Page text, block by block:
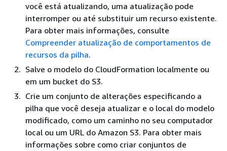
você está atualizando, uma atualização pode
interromper ou até substituir um recurso existente.
Para obter mais informações, consulte
Compreender atualização de comportamentos de
recursos da pilha.
Salve o modelo do CloudFormation localmente ou
em um bucket do S3.
Crie um conjunto de alterações especificando a
pilha que você deseja atualizar e o local do modelo
modificado, como um caminho no seu computador
local ou um URL do Amazon S3. Para obter mais
informações sobre como criar conjuntos de